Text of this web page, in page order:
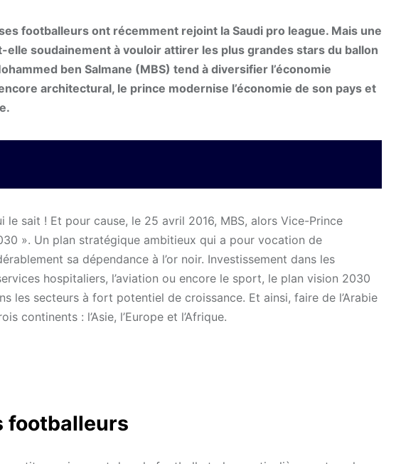
footballeurs ont récemment rejoint la Saudi pro league. Mais une
soudainement à vouloir attirer les plus grandes stars du ballon
ben Salmane (MBS) tend à diversifier l’économie
architectural, le prince modernise l’économie de son pays et
le sait ! Et pour cause, le 25 avril 2016, MBS, alors Vice-Prince
». Un plan stratégique ambitieux qui a pour vocation de
sa dépendance à l’or noir. Investissement dans les
hospitaliers, l’aviation ou encore le sport, le plan vision 2030
les secteurs à fort potentiel de croissance. Et ainsi, faire de l’Arabie
continents : l’Asie, l’Europe et l’Afrique.
footballeurs